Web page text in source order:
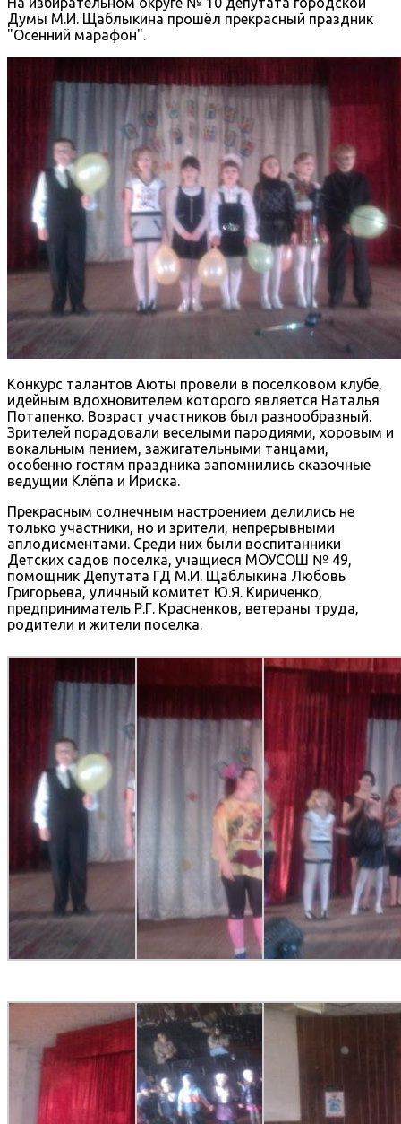
Думы М.И. Щаблыкина прошёл прекрасный праздник
"Осенний марафон".
Конкурс талантов Аюты провели в поселковом клубе,
идейным вдохновителем которого является Наталья
Потапенко. Возраст участников был разнообразный.
Зрителей порадовали веселыми пародиями, хоровым и
вокальным пением, зажигательными танцами,
особенно гостям праздника запомнились сказочные
ведущии Клёпа и Ириска.
Прекрасным солнечным настроением делились не
только участники, но и зрители, непрерывными
аплодисментами. Среди них были воспитанники
Детских садов поселка, учащиеся МОУСОШ № 49,
помощник Депутата ГД М.И. Щаблыкина Любовь
Григорьева, уличный комитет Ю.Я. Кириченко,
предприниматель Р.Г. Красненков, ветераны труда,
родители и жители поселка.